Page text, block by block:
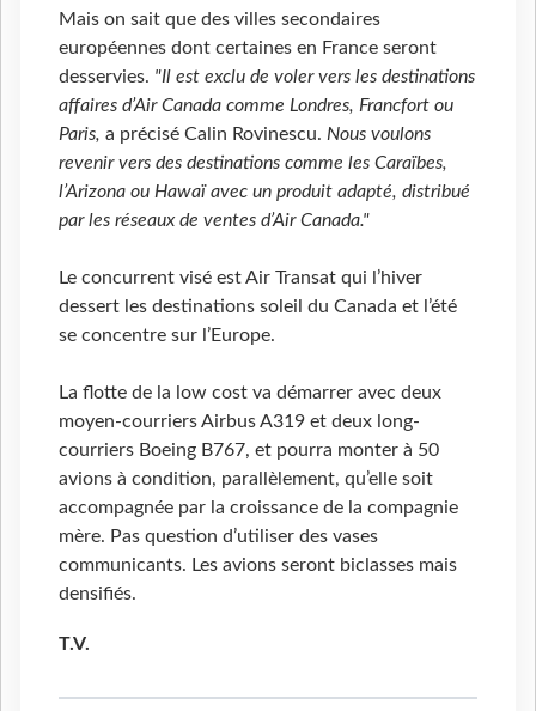
Mais on sait que des villes secondaires
européennes dont certaines en France seront
desservies. "Il est exclu de voler vers les destinations
affaires d’Air Canada comme Londres, Francfort ou
Paris, a précisé Calin Rovinescu. Nous voulons
revenir vers des destinations comme les Caraïbes,
l’Arizona ou Hawaï avec un produit adapté, distribué
par les réseaux de ventes d’Air Canada."
Le concurrent visé est Air Transat qui l’hiver
dessert les destinations soleil du Canada et l’été
se concentre sur l’Europe.
La flotte de la low cost va démarrer avec deux
moyen-courriers Airbus A319 et deux long-
courriers Boeing B767, et pourra monter à 50
avions à condition, parallèlement, qu’elle soit
accompagnée par la croissance de la compagnie
mère. Pas question d’utiliser des vases
communicants. Les avions seront biclasses mais
densifiés.
T.V.